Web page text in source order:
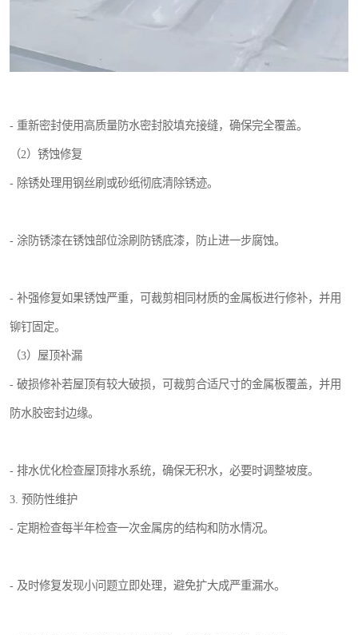
- 重新密封使用高质量防水密封胶填充接缝，确保完全覆盖。
（2）锈蚀修复
- 除锈处理用钢丝刷或砂纸彻底清除锈迹。
- 涂防锈漆在锈蚀部位涂刷防锈底漆，防止进一步腐蚀。
- 补强修复如果锈蚀严重，可裁剪相同材质的金属板进行修补，并用
铆钉固定。
（3）屋顶补漏
- 破损修补若屋顶有较大破损，可裁剪合适尺寸的金属板覆盖，并用
防水胶密封边缘。
- 排水优化检查屋顶排水系统，确保无积水，必要时调整坡度。
3. 预防性维护
- 定期检查每半年检查一次金属房的结构和防水情况。
- 及时修复发现小问题立即处理，避免扩大成严重漏水。